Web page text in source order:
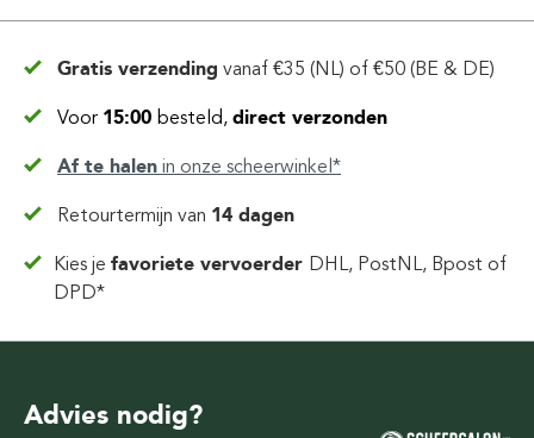
Gratis verzending vanaf €35 (NL) of €50 (BE & DE)
Voor 15:00 besteld, direct verzonden
Af te halen in onze scheerwinkel*
Retourtermijn van 14 dagen
Kies jefavoriete vervoerder DHL, PostNL, Bpost of
DPD*
Advies nodig?